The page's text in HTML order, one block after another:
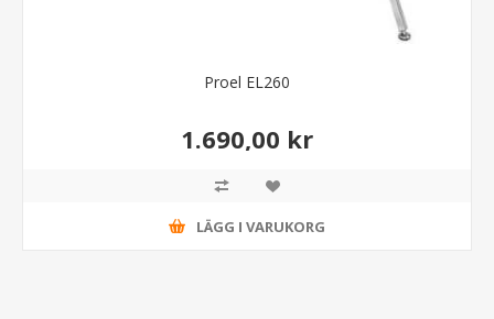
Proel EL260
1.690,00 kr
LÄGG I VARUKORG